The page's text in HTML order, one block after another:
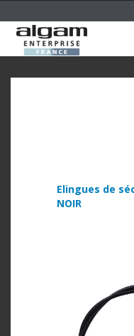
Elingues de
NOIR